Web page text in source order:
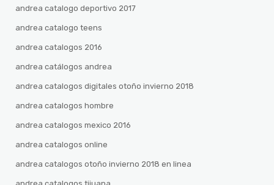
andrea catalogo deportivo 2017
andrea catalogo teens
andrea catalogos 2016
andrea catálogos andrea
andrea catalogos digitales otoño invierno 2018
andrea catalogos hombre
andrea catalogos mexico 2016
andrea catalogos online
andrea catalogos otoño invierno 2018 en linea